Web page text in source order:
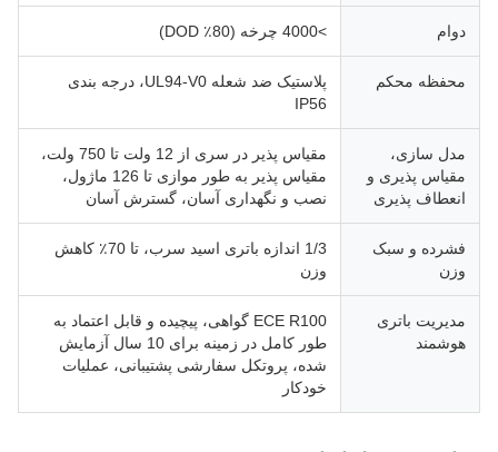
دوام >4000 چرخه (80٪ DOD)
محفظه محکم
پلاستیک ضد شعله UL94-V0، درجه بندی
IP56
مدل سازی،
مقیاس پذیری و
انعطاف پذیری
مقیاس پذیر در سری از 12 ولت تا 750 ولت،
مقیاس پذیر به طور موازی تا 126 ماژول،
نصب و نگهداری آسان، گسترش آسان
فشرده و سبک
وزن
1/3 اندازه باتری اسید سرب، تا 70٪ کاهش
وزن
مدیریت باتری
هوشمند
ECE R100 گواهی، پیچیده و قابل اعتماد به
طور کامل در زمینه برای 10 سال آزمایش
شده، پروتکل سفارشی پشتیبانی، عملیات
خودکار